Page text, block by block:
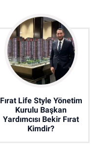
Fırat Life Style Yönetim
Kurulu Başkan
Yardımcısı Bekir Fırat
Kimdir?